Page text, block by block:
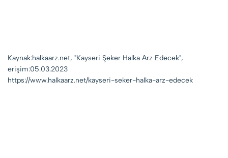
Kaynak:halkaarz.net, "Kayseri Şeker Halka Arz Edecek",
erişim:05.03.2023
https://www.halkaarz.net/kayseri-seker-halka-arz-edecek